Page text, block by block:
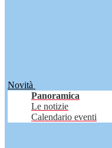
Novità
Panoramica
Le notizie
Calendario eventi